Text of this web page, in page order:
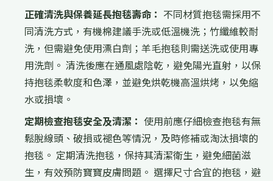
正確清洗與保養延長抱毯壽命： 不同材質抱毯需採用不
同清洗方式，有機棉建議手洗或低溫機洗；竹纖維較耐
洗，但需避免使用漂白劑；羊毛抱毯則需送洗或使用專
用洗劑。 清洗後應在通風處陰乾，避免陽光直射，以保
持抱毯柔軟度和色澤，並避免烘乾機高溫烘烤，以免縮
水或損壞。
定期檢查抱毯安全及清潔： 使用前應仔細檢查抱毯有無
鬆脫線頭、破損或褪色等情況，及時修補或淘汰損壞的
抱毯。 定期清洗抱毯，保持其清潔衛生，避免細菌滋
生，有效預防寶寶皮膚問題。 選擇尺寸合宜的抱毯，避